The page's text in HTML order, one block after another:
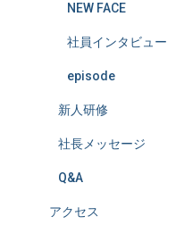
NEW FACE
社員インタビュー
episode
新人研修
社長メッセージ
Q&A
アクセス